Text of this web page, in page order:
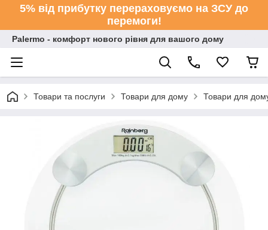
5% від прибутку перераховуємо на ЗСУ до
перемоги!
Palermo - комфорт нового рівня для вашого дому
Товари та послуги Товари для дому Товари для